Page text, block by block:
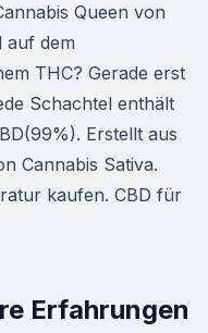
Queen von
auf dem
THC? Gerade erst
Schachtel enthält
Erstellt aus
Cannabis Sativa.
kaufen. CBD für
Erfahrungen